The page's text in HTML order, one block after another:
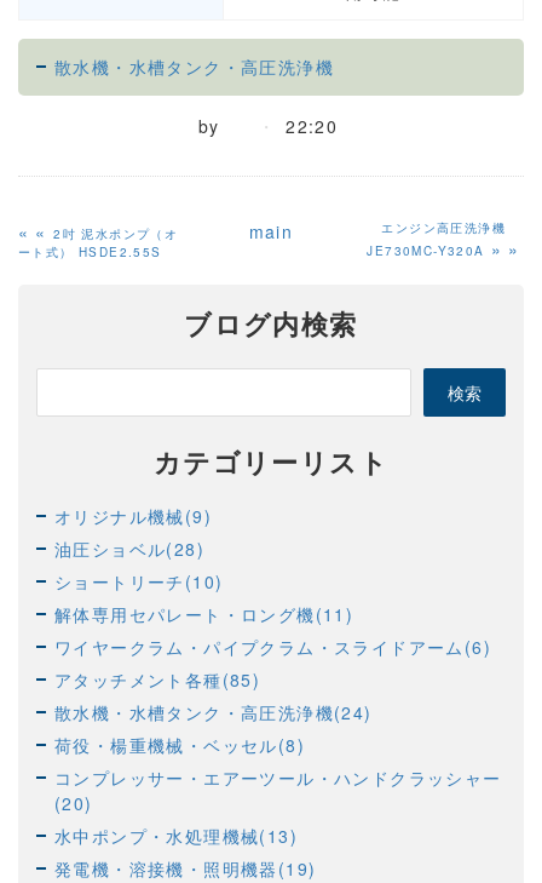
散水機・水槽タンク・高圧洗浄機
by 22:20
«2吋 泥水ポンプ（オ
ート式） HSDE2.55S
main
エンジン高圧洗浄機
JE730MC-Y320A »
ブログ内検索
カテゴリーリスト
オリジナル機械(9)
油圧ショベル(28)
ショートリーチ(10)
解体専用セパレート・ロング機(11)
ワイヤークラム・パイプクラム・スライドアーム(6)
アタッチメント各種(85)
散水機・水槽タンク・高圧洗浄機(24)
荷役・楊重機械・ベッセル(8)
コンプレッサー・エアーツール・ハンドクラッシャー
(20)
水中ポンプ・水処理機械(13)
発電機・溶接機・照明機器(19)